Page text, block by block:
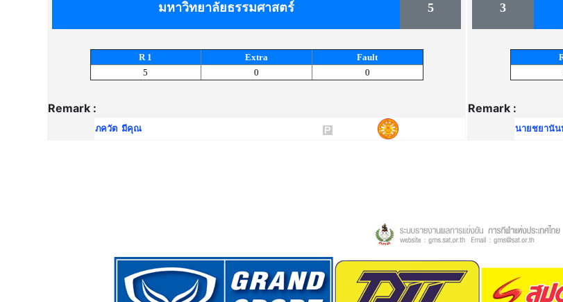
มหาวิทยาลัยธรรมศาสตร์ 5
R 1 Extra
Fault
5
0 0
Remark :
ภควัต มีคุณ
3
Remark :
นายชยานัน